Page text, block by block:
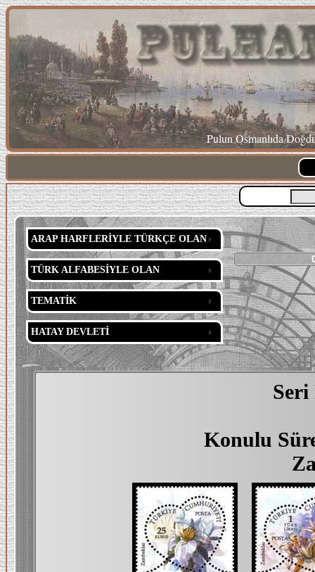
Pulun Osmanlıda
ARAP HARFLERİYLE TÜRKÇE OLAN
TÜRK ALFABESİYLE OLAN
TEMATİK
HATAY DEVLETİ
Seri
Konulu